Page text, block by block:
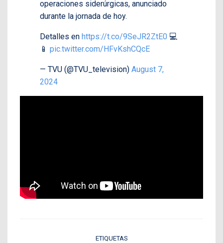
operaciones siderúrgicas, anunciado
durante la jornada de hoy.
Detalles en https://t.co/9SeJR2ZtE0 💻
📱 pic.twitter.com/HFvKshCQcE
— TVU (@TVU_television) August 7,
2024
ETIQUETAS